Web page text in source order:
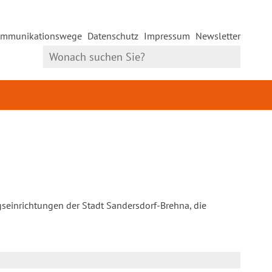
Datenschutz Impressum Newsletter
der Stadt Sandersdorf-Brehna, die